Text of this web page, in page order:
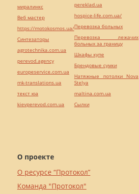
О проекте
О ресурсе “Протокол”
Команда "Протокол"
миралинкс
Веб мастер
https://motokosmos.ua/
Синтезаторы
agrotechnika.com.ua
perevod.agency
europeservice.com.ua
mk-translations.ua
текст юа
kievperevod.com.ua
pereklad.ua
hospice-life.com.ua/
Перевозка больных
Перевозка лежачих
больных за границу
Шкафы купе
Брендовые сумки
Натяжные потолки Nova
Stelya
maltina.com.ua
Cылки